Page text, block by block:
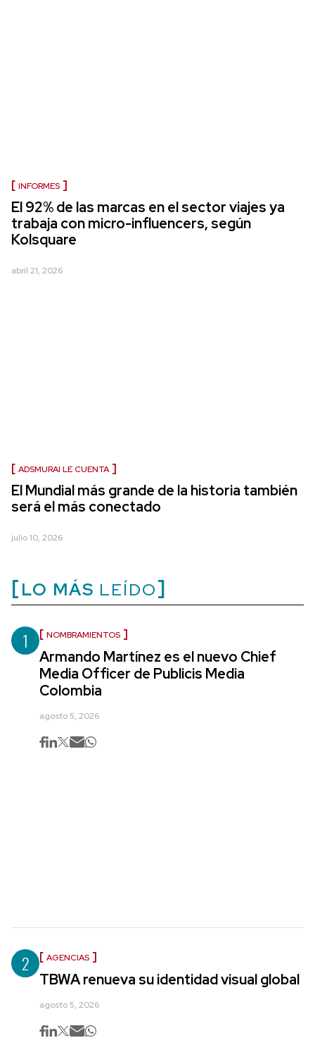
INFORMES
El 92% de las marcas en el sector viajes ya
trabaja con micro-influencers, según
Kolsquare
abril 21, 2026
ADSMURAI LE CUENTA
El Mundial más grande de la historia también
será el más conectado
julio 10, 2026
LO MÁS LEÍDO
1 NOMBRAMIENTOS
Armando Martínez es el nuevo Chief
Media Officer de Publicis Media
Colombia
agosto 5, 2026
2 AGENCIAS
TBWA renueva su identidad visual global
agosto 5, 2026